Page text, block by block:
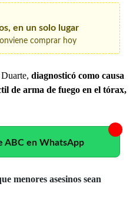
en un solo lugar
comprar hoy
diagnosticó como causa
de arma de fuego en el tórax,
ABC en WhatsApp
menores asesinos sean